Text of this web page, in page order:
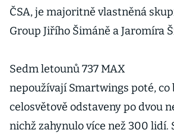
ČSA, je majoritně vlastněná
Group Jiřího Šimáně a Jaromíra
Sedm letounů 737 MAX
nepoužívají Smartwings poté, co
celosvětově odstaveny po dvou
nichž zahynulo více než 300 lidí.